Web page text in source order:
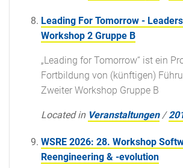
Leading For Tomorrow -
Workshop 2 Gruppe B
„Leading for Tomorrow“ ist ein
Fortbildung von (künftigen)
Zweiter Workshop Gruppe B
Located in Veranstaltungen /
WSRE 2026: 28. Workshop
Reengineering & -evolution